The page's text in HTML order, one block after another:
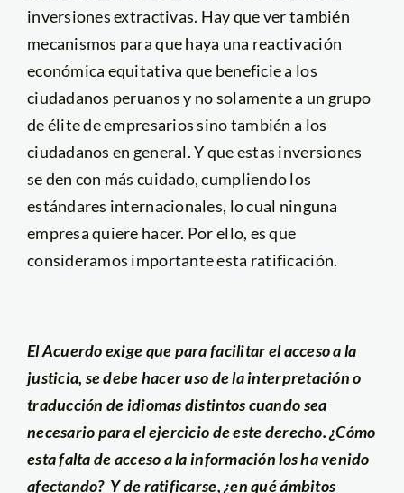
inversiones extractivas. Hay que ver también
mecanismos para que haya una reactivación
económica equitativa que beneficie a los
ciudadanos peruanos y no solamente a un grupo
de élite de empresarios sino también a los
ciudadanos en general. Y que estas inversiones
se den con más cuidado, cumpliendo los
estándares internacionales, lo cual ninguna
empresa quiere hacer. Por ello, es que
consideramos importante esta ratificación.
El Acuerdo exige que para facilitar el acceso a la
justicia, se debe hacer uso de la interpretación o
traducción de idiomas distintos cuando sea
necesario para el ejercicio de este derecho.¿Cómo
esta falta de acceso a la información los ha venido
afectando? Y de ratificarse, ¿en qué ámbitos